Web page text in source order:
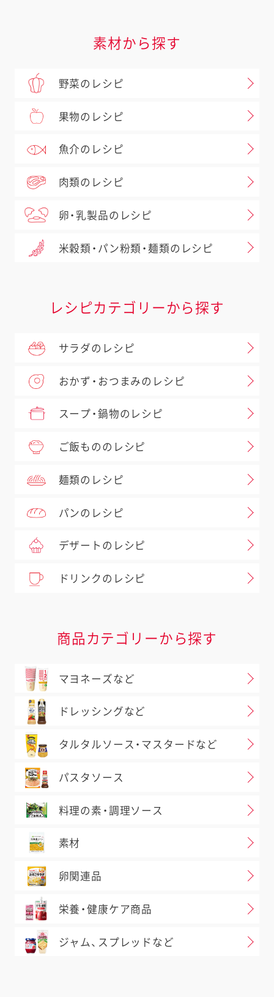
素材から探す
野菜のレシピ
果物のレシピ
魚介のレシピ
肉類のレシピ
卵・乳製品のレシピ
米穀類・パン粉類・麺類のレシピ
レシピカテゴリーから探す
サラダのレシピ
おかず・おつまみのレシピ
スープ・鍋物のレシピ
ご飯もののレシピ
麺類のレシピ
パンのレシピ
デザートのレシピ
ドリンクのレシピ
商品カテゴリーから探す
マヨネーズなど
ドレッシングなど
タルタルソース・マスタードなど
パスタソース
料理の素・調理ソース
素材
卵関連品
栄養・健康ケア商品
ジャム、スプレッドなど